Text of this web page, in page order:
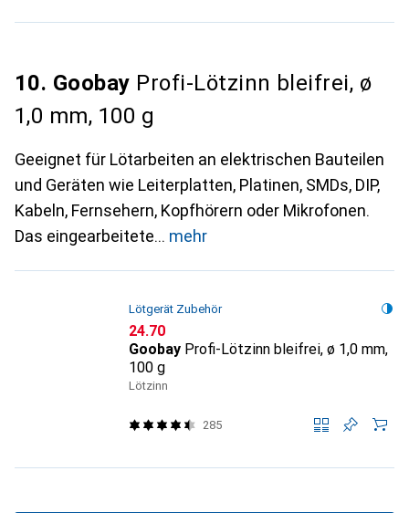
10. Goobay Profi-Lötzinn bleifrei, ø
1,0 mm, 100 g
Geeignet für Lötarbeiten an elektrischen Bauteilen
und Geräten wie Leiterplatten, Platinen, SMDs, DIP,
Kabeln, Fernsehern, Kopfhörern oder Mikrofonen.
Das eingearbeitete
mehr
Lötgerät Zubehör
CHF
24.70
Goobay Profi-Lötzinn bleifrei, ø 1,0 mm,
100 g
Lötzinn
285